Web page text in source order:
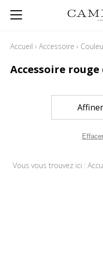
Accueil › Accessoire ›
Accessoire rouge
Vous vous trouvez ici :